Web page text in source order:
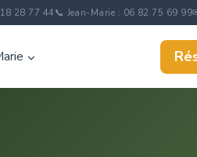
28 77 44📞 Jean-Marie : 06 82 75 69 99